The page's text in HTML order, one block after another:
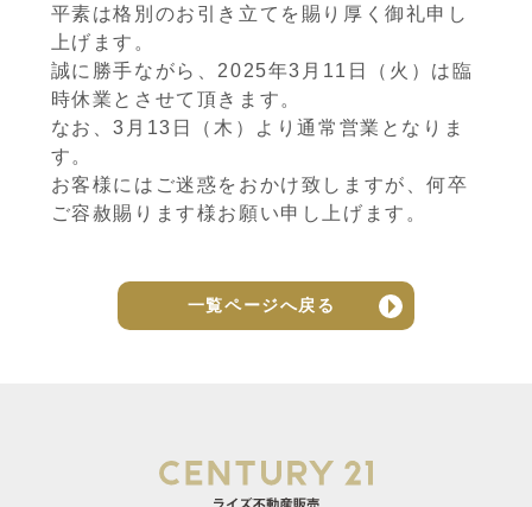
平素は格別のお引き立てを賜り厚く御礼申し
上げます。
誠に勝手ながら、2025年3月11日（火）は臨
時休業とさせて頂きます。
なお、3月13日（木）より通常営業となりま
す。
お客様にはご迷惑をおかけ致しますが、何卒
ご容赦賜ります様お願い申し上げます。
一覧ページへ戻る